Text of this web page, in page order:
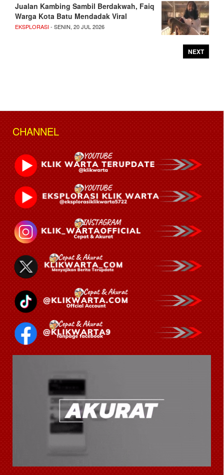
Jualan Kambing Sambil Berdakwah, Faiq
Warga Kota Batu Mendadak Viral
EKSPLORASI- SENIN, 20 JUL 2026
NEXT
CHANNEL